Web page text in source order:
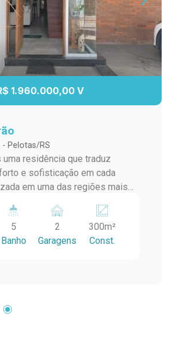
1.960.000,00 V
- Pelotas/RS
residência que traduz
e sofisticação em cada
em uma das regiões mais
imponente sobrado foi projetado
alto padrão de vida e
e bem distribuídos. Com 300
suíte master com closet 5
5
Banho
2
Garagens
300m²
Const.